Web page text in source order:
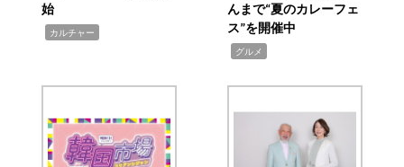
始
カルチャー
んまで“夏のカレーフェ
ス”を開催中
グルメ